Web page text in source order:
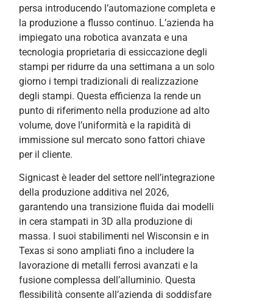
persa introducendo l’automazione completa e
la produzione a flusso continuo. L’azienda ha
impiegato una robotica avanzata e una
tecnologia proprietaria di essiccazione degli
stampi per ridurre da una settimana a un solo
giorno i tempi tradizionali di realizzazione
degli stampi. Questa efficienza la rende un
punto di riferimento nella produzione ad alto
volume, dove l’uniformità e la rapidità di
immissione sul mercato sono fattori chiave
per il cliente.
Signicast è leader del settore nell’integrazione
della produzione additiva nel 2026,
garantendo una transizione fluida dai modelli
in cera stampati in 3D alla produzione di
massa. I suoi stabilimenti nel Wisconsin e in
Texas si sono ampliati fino a includere la
lavorazione di metalli ferrosi avanzati e la
fusione complessa dell’alluminio. Questa
flessibilità consente all’azienda di soddisfare